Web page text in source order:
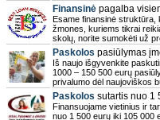
Finansinė pagalba
Esame finansinė struktūra,
žmones, kuriems tikrai
skolų, norite sumokėti už
Paskolos pasiūlymas
Iš naujo išgyvenkite
1000 – 150 500 eurų
privalumo dėl naujoviškos
Paskolos sutartis nuo 1
Finansuojame vietinius ir
nuo 1 500 eurų iki 105 000